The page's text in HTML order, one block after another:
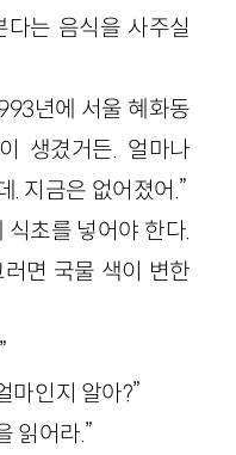
는 음식을 사주실
년에 서울 혜화동
생겼거든. 얼마나
. 지금은 없어졌어.”
식초를 넣어야 한다.
면 국물 색이 변한
마인지 알아?”
읽어라.”